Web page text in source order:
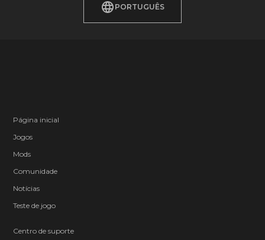
PORTUGUÊS
Página inicial
Jogos
Mods
Comunidade
Notícias
Teste de jogo
Centro de suporte